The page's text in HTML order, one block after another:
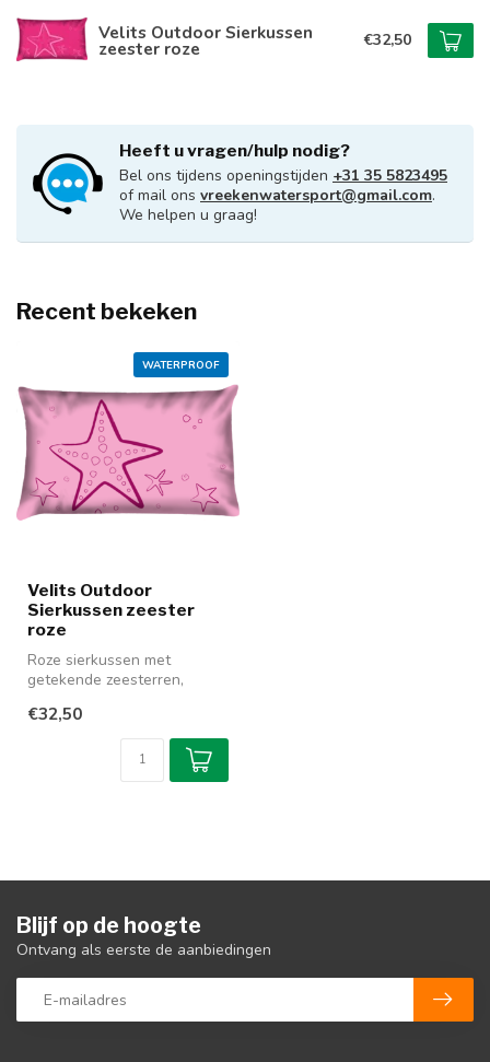
Velits Outdoor Sierkussen
zeester roze €32,50
Heeft u vragen/hulp nodig?
Bel ons tijdens openingstijden +31 35 5823495
of mail ons vreekenwatersport@gmail.com.
We helpen u graag!
Recent bekeken
WATERPROOF
Velits Outdoor
Sierkussen zeester
roze
Roze sierkussen met
getekende zeesterren,
waterafstotende b...
€32,50
Blijf op de hoogte
Ontvang als eerste de aanbiedingen